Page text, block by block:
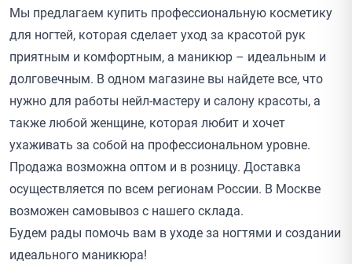
Мы предлагаем купить профессиональную косметику
для ногтей, которая сделает уход за красотой рук
приятным и комфортным, а маникюр – идеальным и
долговечным. В одном магазине вы найдете все, что
нужно для работы нейл-мастеру и салону красоты, а
также любой женщине, которая любит и хочет
ухаживать за собой на профессиональном уровне.
Продажа возможна оптом и в розницу. Доставка
осуществляется по всем регионам России. В Москве
возможен самовывоз с нашего склада.
Будем рады помочь вам в уходе за ногтями и создании
идеального маникюра!